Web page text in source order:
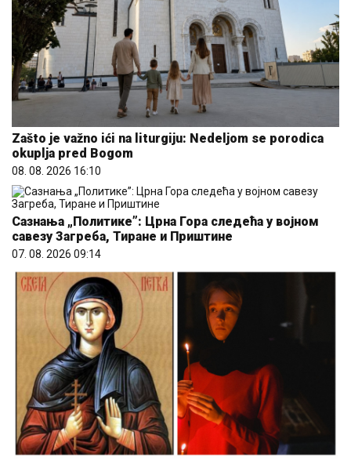
Zašto je važno ići na liturgiju: Nedeljom se porodica
okuplja pred Bogom
08. 08. 2026 16:10
Сазнања „Политике”: Црна Гора следећа у војном
савезу Загреба, Тиране и Приштине
07. 08. 2026 09:14